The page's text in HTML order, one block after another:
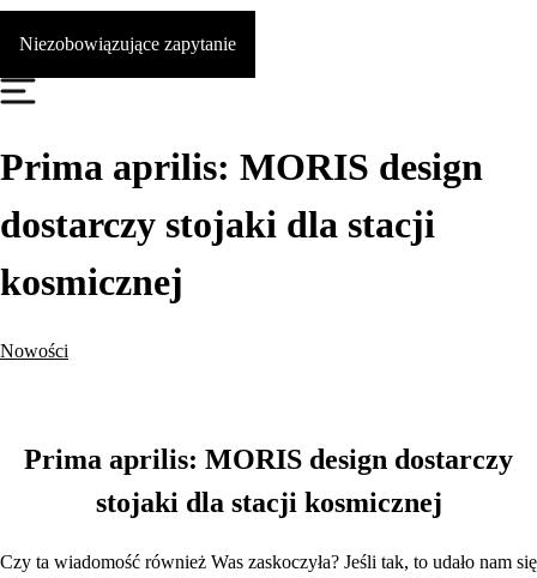
Niezobowiązujące zapytanie
Prima aprilis: MORIS design
dostarczy stojaki dla stacji
kosmicznej
Nowości
Prima aprilis: MORIS design dostarczy
stojaki dla stacji kosmicznej
Czy ta wiadomość również Was zaskoczyła? Jeśli tak, to udało nam się